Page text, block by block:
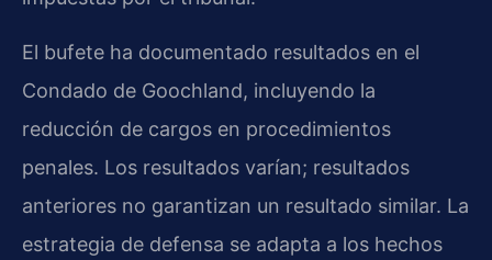
El bufete ha documentado resultados en el
Condado de Goochland, incluyendo la
reducción de cargos en procedimientos
penales. Los resultados varían; resultados
anteriores no garantizan un resultado similar. La
estrategia de defensa se adapta a los hechos